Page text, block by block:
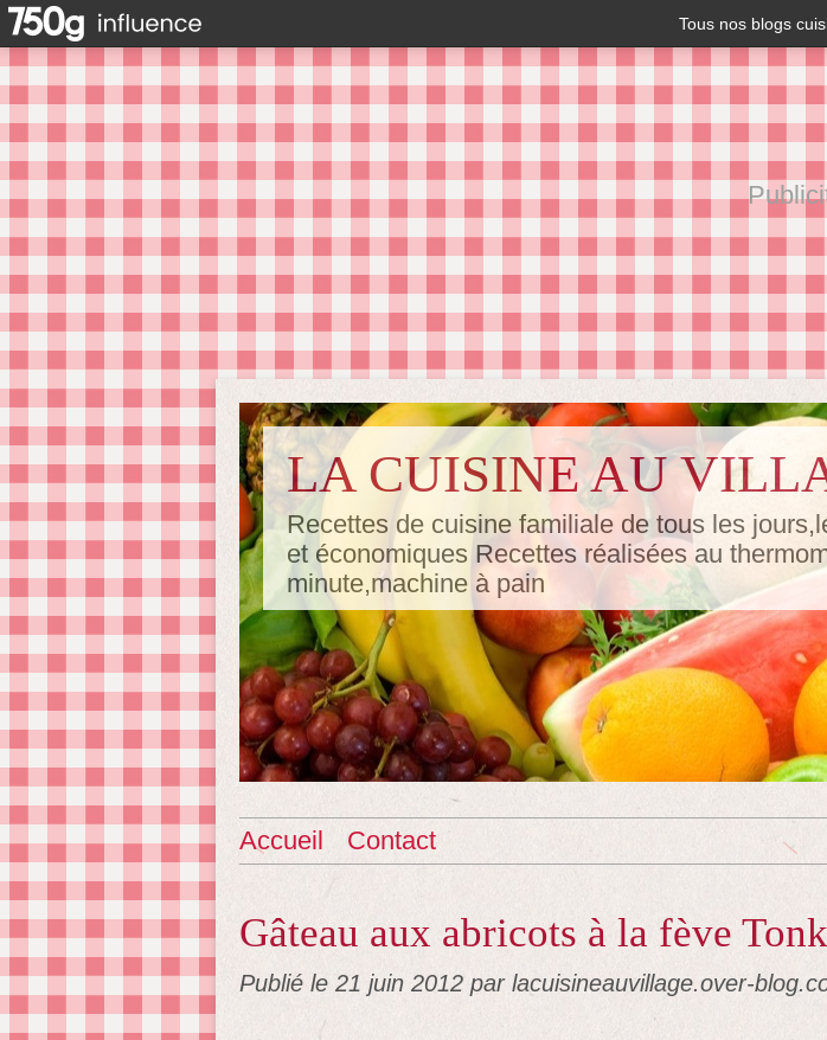
Tous nos blogs
LA CUISINE AU
Recettes de cuisine familiale de tous les
et économiques Recettes réalisées au
minute,machine à pain
Accueil Contact
Gâteau aux abricots à la fève
Publié le 21 juin 2012 par lacuisineauvillage.over-